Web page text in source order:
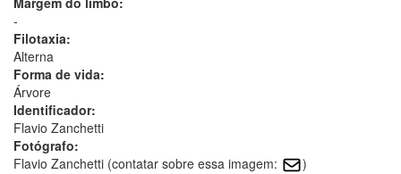
-
Filotaxia:
Alterna
Forma de vida:
Árvore
Identificador:
Flavio Zanchetti
Fotógrafo:
Flavio Zanchetti (contatar sobre essa imagem:
)